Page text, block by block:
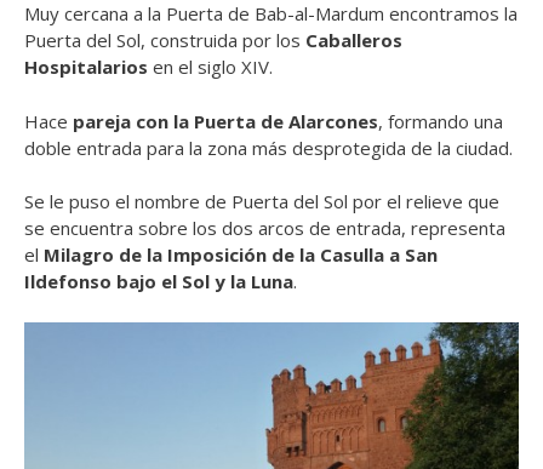
Muy cercana a la Puerta de Bab-al-Mardum encontramos la
Puerta del Sol, construida por los Caballeros
Hospitalarios en el siglo XIV.
Hace pareja con la Puerta de Alarcones, formando una
doble entrada para la zona más desprotegida de la ciudad.
Se le puso el nombre de Puerta del Sol por el relieve que
se encuentra sobre los dos arcos de entrada, representa
el Milagro de la Imposición de la Casulla a San
Ildefonso bajo el Sol y la Luna.